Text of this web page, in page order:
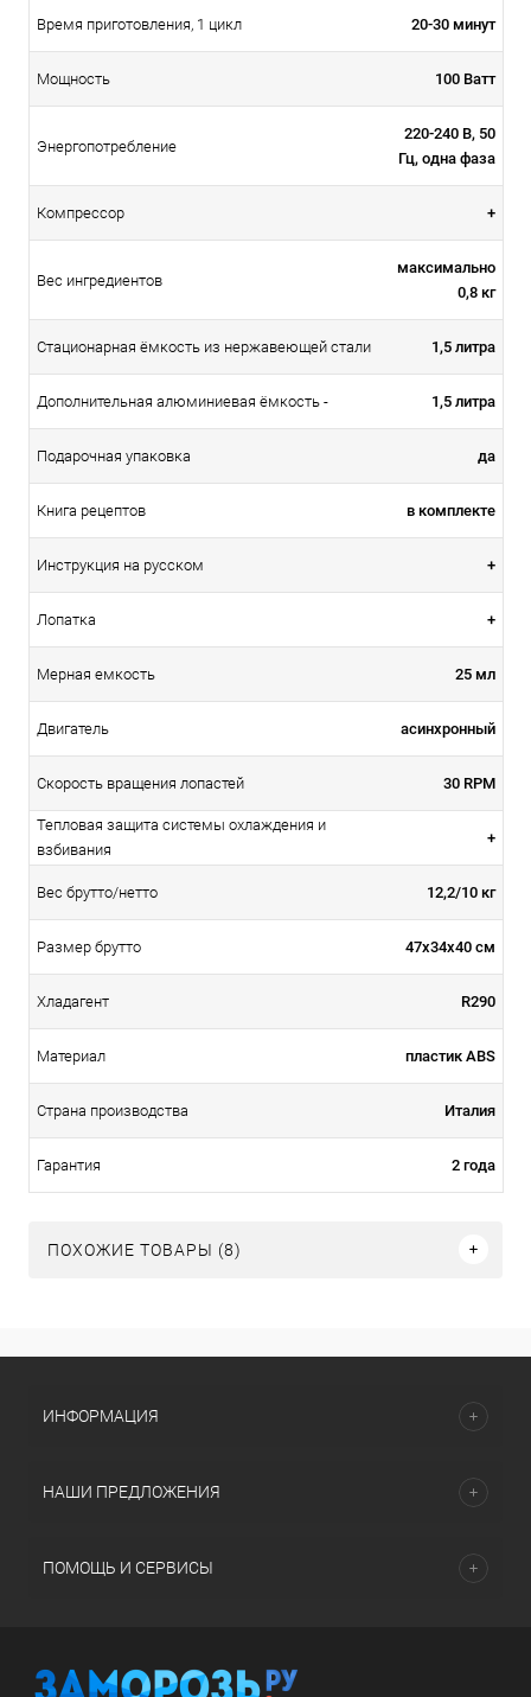
Время приготовления, 1 цикл 20-30 минут
Мощность 100 Ватт
Энергопотребление
220-240 В, 50
Гц, одна фаза
Компрессор +
Вес ингредиентов
максимально
0,8 кг
Стационарная ёмкость из нержавеющей стали 1,5 литра
Дополнительная алюминиевая ёмкость - 1,5 литра
Подарочная упаковка да
Книга рецептов в комплекте
Инструкция на русском +
Лопатка +
Мерная емкость 25 мл
Двигатель асинхронный
Скорость вращения лопастей 30 RPM
Тепловая защита системы охлаждения и
взбивания
+
Вес брутто/нетто 12,2/10 кг
Размер брутто 47x34x40 см
Хладагент R290
Материал пластик ABS
Страна производства Италия
Гарантия 2 года
ПОХОЖИЕ ТОВАРЫ (8)
ИНФОРМАЦИЯ
НАШИ ПРЕДЛОЖЕНИЯ
ПОМОЩЬ И СЕРВИСЫ